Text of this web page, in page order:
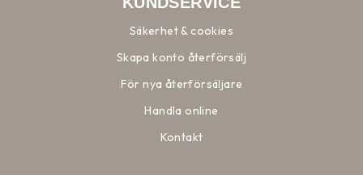
Säkerhet & cookies
Skapa konto återförsälj
För nya återförsäljare
Handla online
Kontakt